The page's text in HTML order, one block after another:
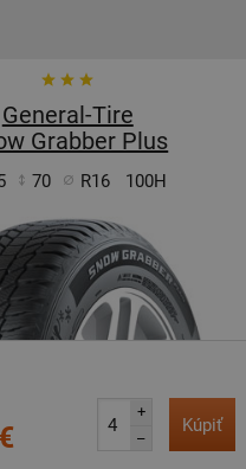
General-Tire
Grabber Plus
70 R16 100H
+
–
Kúpiť